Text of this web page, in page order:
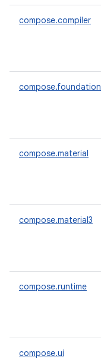
compose.compiler
compose.foundation
compose.material
compose.material3
compose.runtime
compose.ui